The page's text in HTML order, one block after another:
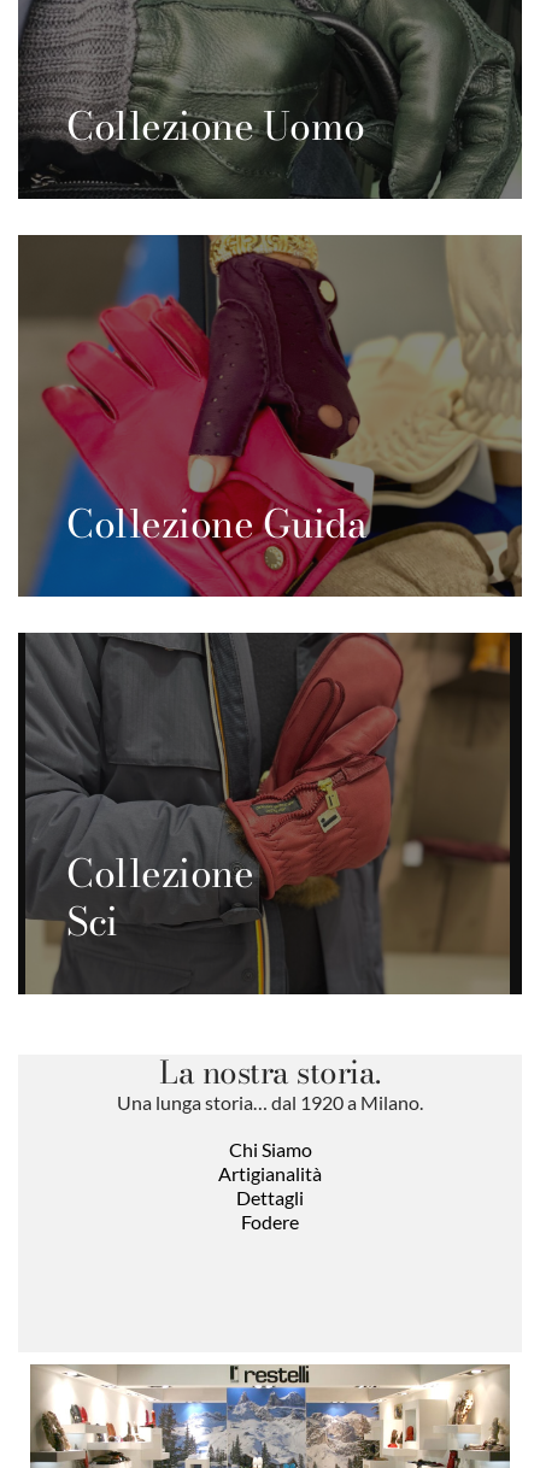
Collezione Uomo
Collezione Guida
Collezione
Sci
La nostra storia.
Una lunga storia… dal 1920 a Milano.​
Chi Siamo
Artigianalità
Dettagli
Fodere